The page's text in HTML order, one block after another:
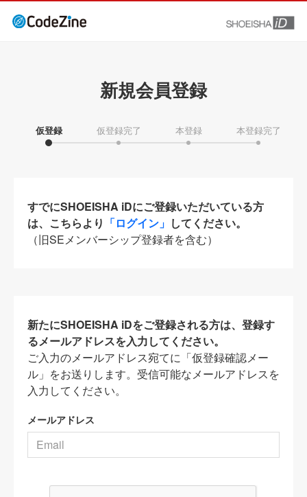
新規会員登録
仮登録 仮登録完了 本登録 本登録完了
すでにSHOEISHA iDにご登録いただいている方
は、こちらより 「ログイン」 してください。
（旧SEメンバーシップ登録者を含む）
新たにSHOEISHA iDをご登録される方は、登録す
るメールアドレスを入力してください。
ご入力のメールアドレス宛てに「仮登録確認メー
ル」をお送りします。受信可能なメールアドレスを
入力してください。
メールアドレス